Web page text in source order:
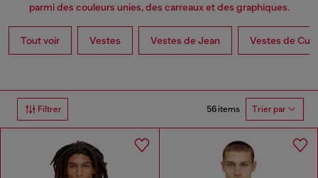
parmi des couleurs unies, des carreaux et des graphiques.
Tout voir Vestes Vestes de Jean Vestes de Cuir
Filtrer 56 items Trier par